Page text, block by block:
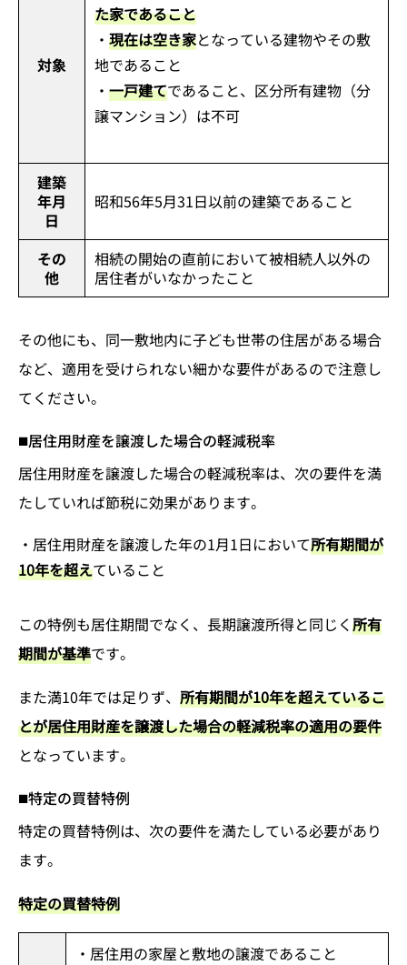
対象
た家であること
・ 現在は空き家となっている建物やその敷
地であること
・ 一戸建てであること、区分所有建物（分
譲マンション）は不可
建築
年月
日
昭和56年5月31日以前の建築であること
その
他
相続の開始の直前において被相続人以外の
居住者がいなかったこと
その他にも、同一敷地内に子ども世帯の住居がある場合
など、適用を受けられない細かな要件があるので注意し
てください。
居住用財産を譲渡した場合の軽減税率
居住用財産を譲渡した場合の軽減税率は、次の要件を満
たしていれば節税に効果があります。
・居住用財産を譲渡した年の1月1日において所有期間が
10年を超えていること
この特例も居住期間でなく、長期譲渡所得と同じく 所有
期間が基準です。
また満10年では足りず、 所有期間が10年を超えているこ
とが居住用財産を譲渡した場合の軽減税率の適用の要件
となっています。
特定の買替特例
特定の買替特例は、次の要件を満たしている必要があり
ます。
特定の買替特例
・居住用の家屋と敷地の譲渡であること